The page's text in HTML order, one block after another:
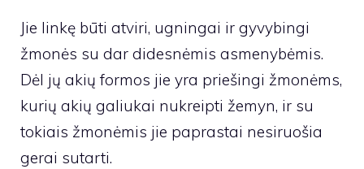
Jie linkę būti atviri, ugningai ir gyvybingi
žmonės su dar didesnėmis asmenybėmis.
Dėl jų akių formos jie yra priešingi žmonėms,
kurių akių galiukai nukreipti žemyn, ir su
tokiais žmonėmis jie paprastai nesiruošia
gerai sutarti.